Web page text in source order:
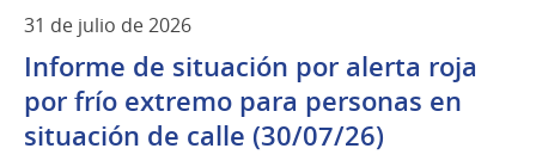
31 de julio de 2026
Informe de situación por alerta roja
por frío extremo para personas en
situación de calle (30/07/26)